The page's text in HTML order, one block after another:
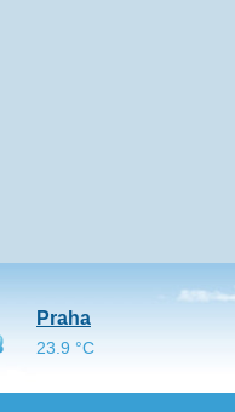
Praha
23.9 °C